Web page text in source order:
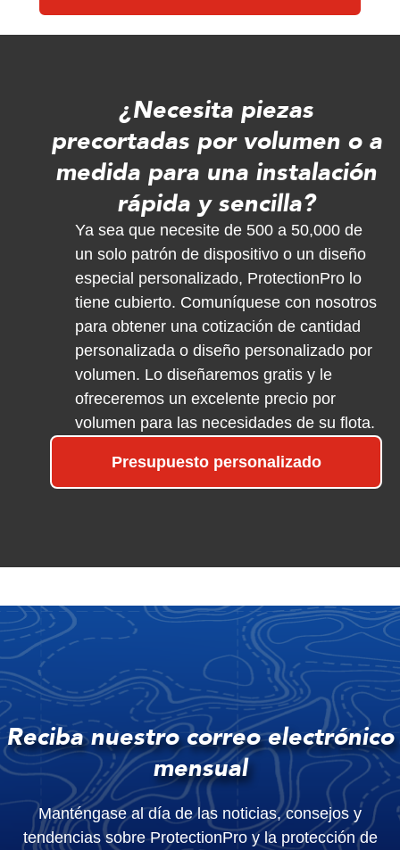
¿Necesita piezas
precortadas por volumen o a
medida para una instalación
rápida y sencilla?
Ya sea que necesite de 500 a 50,000 de
un solo patrón de dispositivo o un diseño
especial personalizado, ProtectionPro lo
tiene cubierto. Comuníquese con nosotros
para obtener una cotización de cantidad
personalizada o diseño personalizado por
volumen. Lo diseñaremos gratis y le
ofreceremos un excelente precio por
volumen para las necesidades de su flota.
Presupuesto personalizado
Reciba nuestro correo electrónico
mensual
Manténgase al día de las noticias, consejos y
tendencias sobre ProtectionPro y la protección de